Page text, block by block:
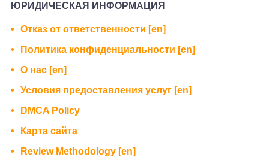
ЮРИДИЧЕСКАЯ ИНФОРМАЦИЯ
Отказ от ответственности [en]
Политика конфиденциальности [en]
О нас [en]
Условия предоставления услуг [en]
DMCA Policy
Карта сайта
Review Methodology [en]